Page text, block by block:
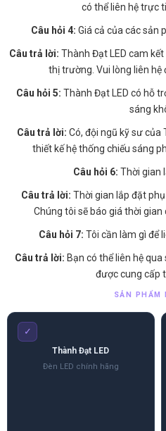
có thể liên hệ trực
Câu hỏi 4: Giá cả của các sản
Câu trả lời: Thành Đạt LED cam
thị trường. Vui lòng liên hệ
Câu hỏi 5: Thành Đạt LED có hỗ
sáng
Câu trả lời: Có, đội ngũ kỹ sư của
thiết kế hệ thống chiếu sáng
Câu hỏi 6: Thời gian
Câu trả lời: Thời gian lắp đặt
Chúng tôi sẽ báo giá thời gian
Câu hỏi 7: Tôi cần làm gì để
Câu trả lời: Bạn có thể liên hệ
được cung cấp
SẢN PHẨM
✓
Thành Đạt LED
Đèn LED chính hãng